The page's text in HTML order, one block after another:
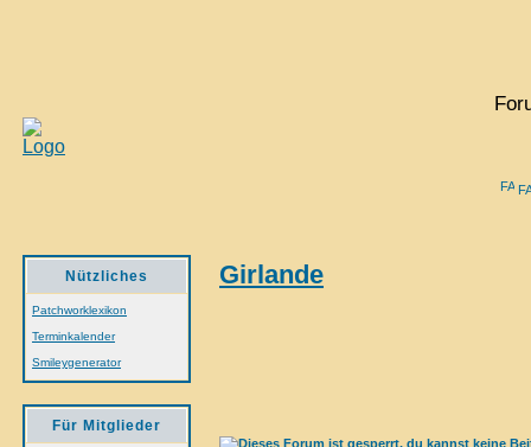
Nützliches
Patchworklexikon
Terminkalender
Smileygenerator
Für Mitglieder
Girlande